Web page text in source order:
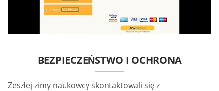
BEZPIECZEŃSTWO I OCHRONA
Zeszłej zimy naukowcy skontaktowali się z